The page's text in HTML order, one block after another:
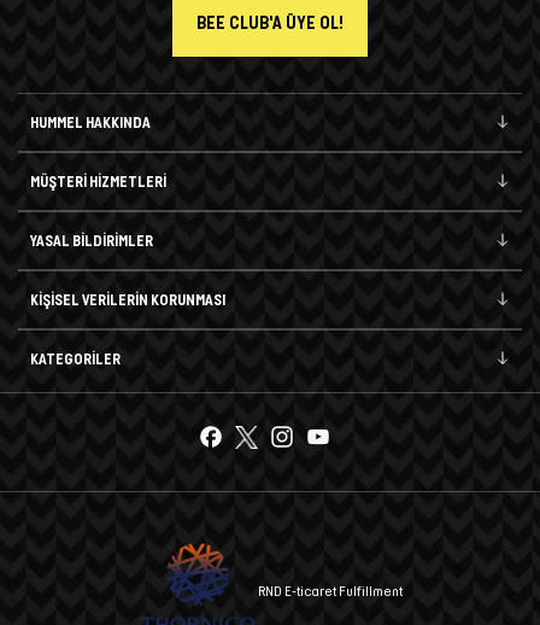
HUMMEL HAKKINDA
MÜŞTERİ HİZMETLERİ
YASAL BİLDİRİMLER
KİŞİSEL VERİLERİN KORUNMASI
KATEGORİLER
BEE CLUB'A ÜYE OL!
RND E-ticaret Fulfillment